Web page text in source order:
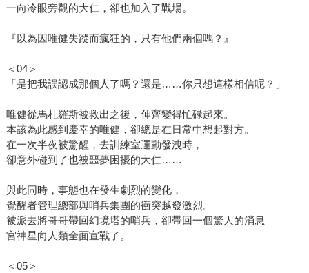
一向冷眼旁觀的大仁，卻也加入了戰場。
『以為因唯健失蹤而瘋狂的，只有他們兩個嗎？』
＜04＞
「是把我誤認成那個人了嗎？還是……你只想這樣相信呢？」
唯健從馬札羅斯被救出之後，伸齊變得忙碌起來。
本該為此感到慶幸的唯健，卻總是在日常中想起對方。
在一次半夜被驚醒，去訓練室運動發洩時，
卻意外碰到了也被噩夢困擾的大仁……
與此同時，事態也在發生劇烈的變化，
覺醒者管理總部與哨兵集團的衝突越發激烈。
被派去將哥哥帶回幻境塔的哨兵，卻帶回一個驚人的消息——
宮神星向人類全面宣戰了。
＜05＞